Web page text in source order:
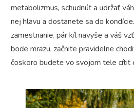
metabolizmus, schudnúť a udržať
nej hlavu a dostanete sa do
zamestnanie, pár kíl navyše a váš
bode mrazu, začnite pravidelne
čoskoro budete vo svojom tele cítiť